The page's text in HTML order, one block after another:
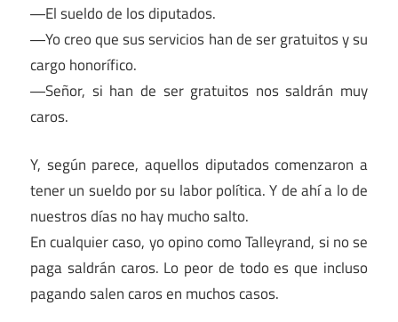
―El sueldo de los diputados.
―Yo creo que sus servicios han de ser gratuitos y su
cargo honorífico.
―Señor, si han de ser gratuitos nos saldrán muy
caros.
Y, según parece, aquellos diputados comenzaron a
tener un sueldo por su labor política. Y de ahí a lo de
nuestros días no hay mucho salto.
En cualquier caso, yo opino como Talleyrand, si no se
paga saldrán caros. Lo peor de todo es que incluso
pagando salen caros en muchos casos.